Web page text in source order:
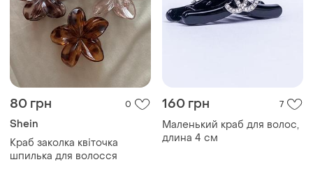
80 грн 0
Shein
Краб заколка квіточка
шпилька для волосся
160 грн 7
Маленький краб для волос,
длина 4 см